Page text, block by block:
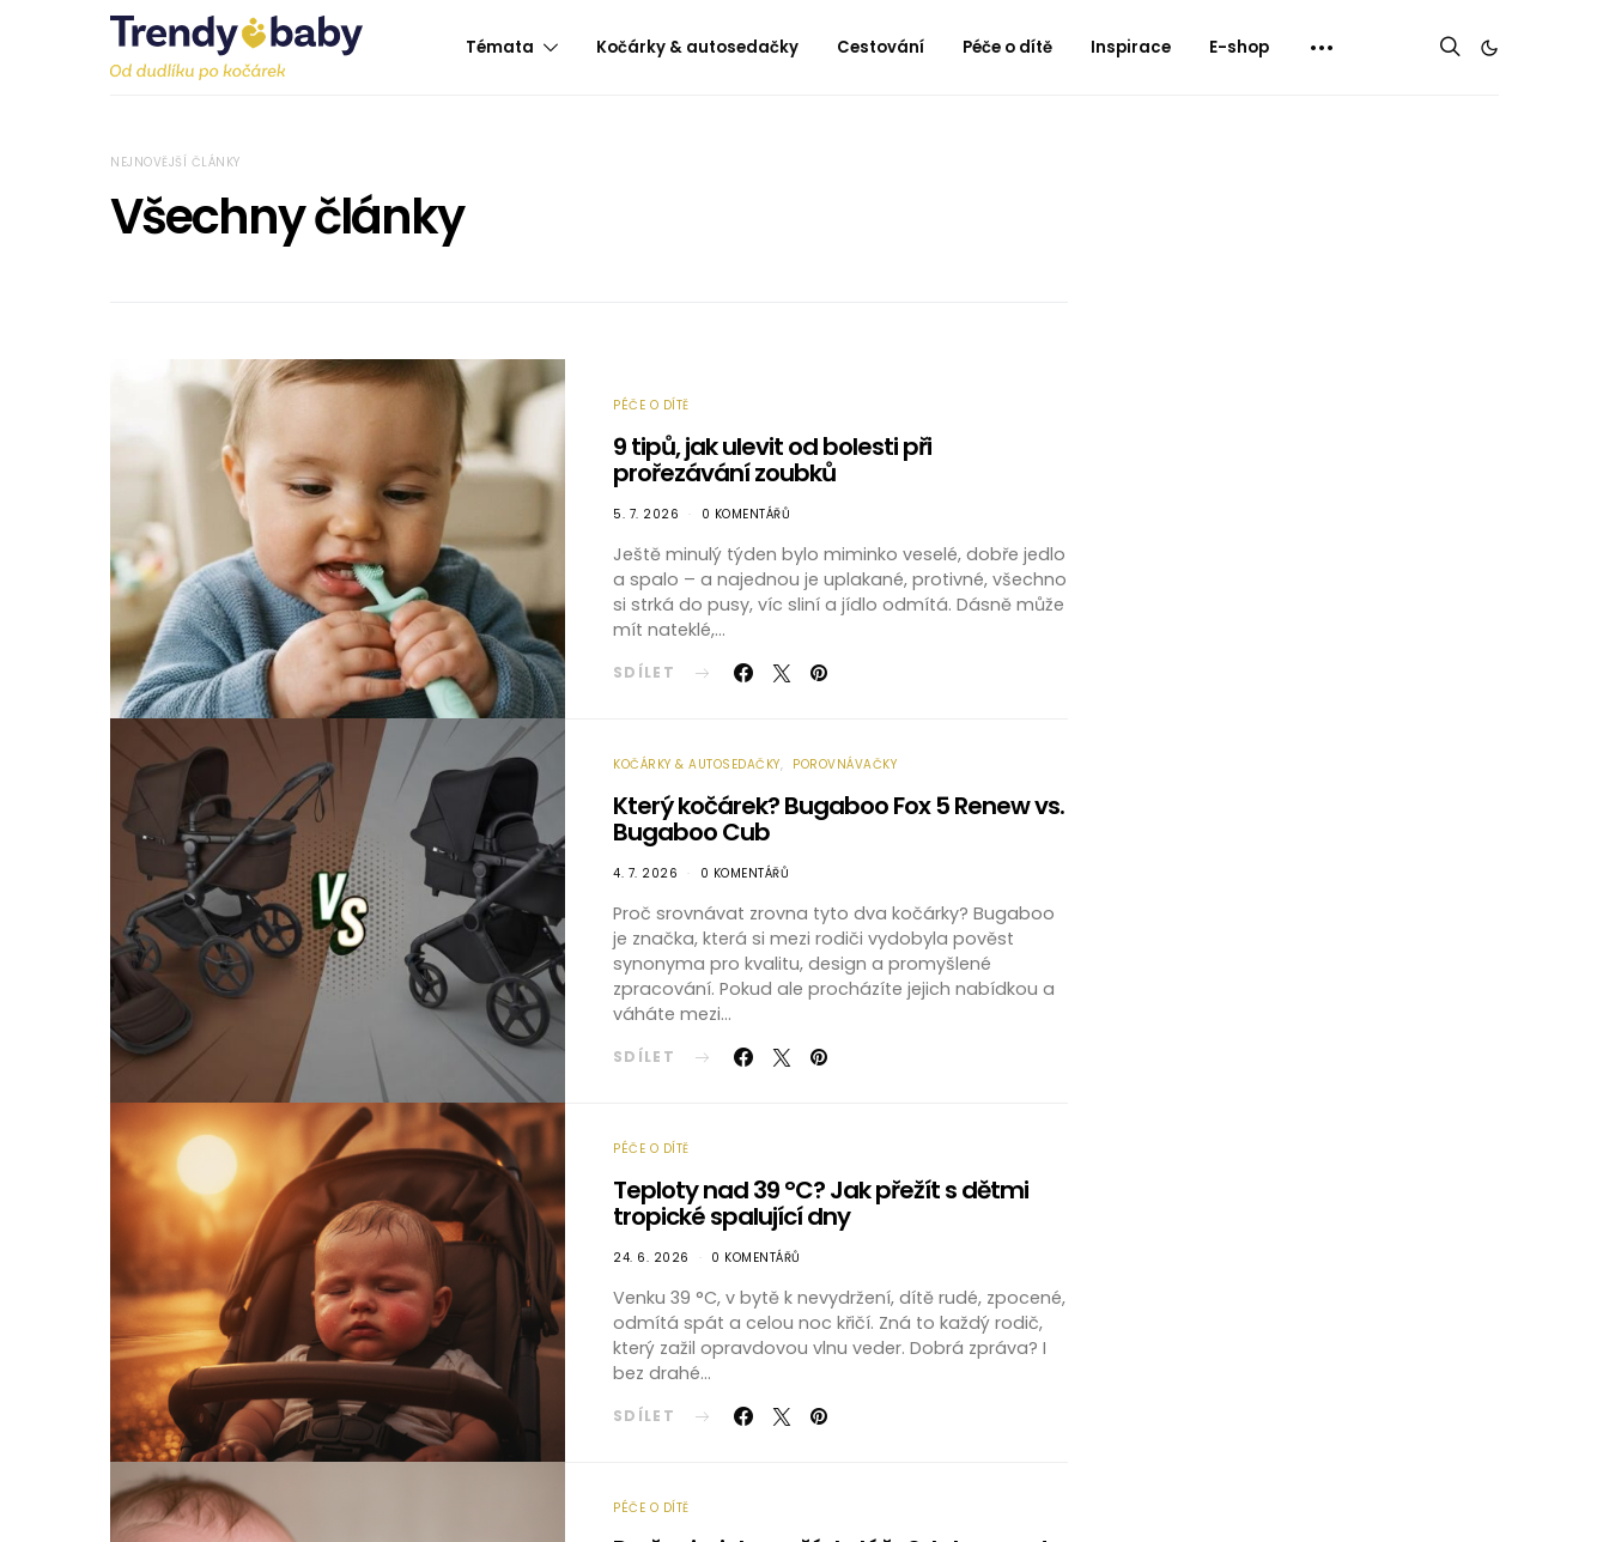
Témata Kočárky & autosedačky Cestování Péče o dítě Inspirace E-shop
NEJNOVĚJŠÍ ČLÁNKY
Všechny články
PÉČE O DÍTĚ
9 tipů, jak ulevit od bolesti při
prořezávání zoubků
5. 7. 2026 0 KOMENTÁŘŮ
Ještě minulý týden bylo miminko veselé, dobře jedlo
a spalo – a najednou je uplakané, protivné, všechno
si strká do pusy, víc sliní a jídlo odmítá. Dásně může
mít nateklé,…
SDÍLET
KOČÁRKY & AUTOSEDAČKY POROVNÁVAČKY
Který kočárek? Bugaboo Fox 5 Renew vs.
Bugaboo Cub
4. 7. 2026 0 KOMENTÁŘŮ
Proč srovnávat zrovna tyto dva kočárky? Bugaboo
je značka, která si mezi rodiči vydobyla pověst
synonyma pro kvalitu, design a promyšlené
zpracování. Pokud ale procházíte jejich nabídkou a
váháte mezi…
SDÍLET
PÉČE O DÍTĚ
Teploty nad 39 °C? Jak přežít s dětmi
tropické spalující dny
24. 6. 2026 0 KOMENTÁŘŮ
Venku 39 °C, v bytě k nevydržení, dítě rudé, zpocené,
odmítá spát a celou noc křičí. Zná to každý rodič,
který zažil opravdovou vlnu veder. Dobrá zpráva? I
bez drahé…
SDÍLET
PÉČE O DÍTĚ